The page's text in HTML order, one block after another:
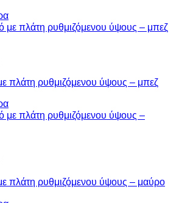
πλάτη ρυθμιζόμενου ύψους – μπεζ
πλάτη ρυθμιζόμενου ύψους – μαύρο